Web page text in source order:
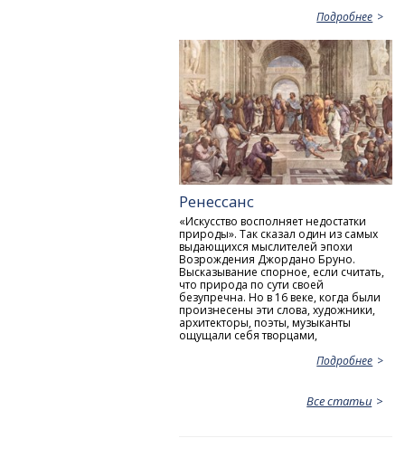
Подробнее
Ренессанс
«Искусство восполняет недостатки
природы». Так сказал один из самых
выдающихся мыслителей эпохи
Возрождения Джордано Бруно.
Высказывание спорное, если считать,
что природа по сути своей
безупречна. Но в 16 веке, когда были
произнесены эти слова, художники,
архитекторы, поэты, музыканты
ощущали себя творцами,
Подробнее
Все статьи